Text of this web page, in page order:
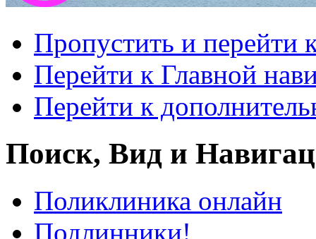
Пропустить и перейти
Перейти к Главной
Перейти к
Поиск, Вид и
Поликлиника онлайн
Подлинники!